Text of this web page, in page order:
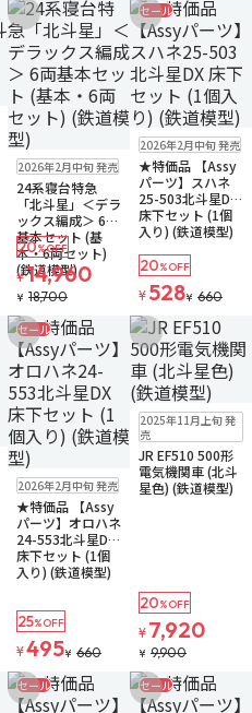
加
お気に入りに追加
再入荷販売中
2026年2月中旬 発売
24系寝台特急
「北斗星」＜デラ
ックス編成＞ 6両
基本セット (基
本・6両セット)
(鉄道模型)
20%OFF
¥14,960
¥ 18,700
セール
お気に入りに
販売中残り1個
ゆうパケット
2026年2月中旬 発売
★特価品 【Assy
パーツ】スハネ
25-503北斗星DX
床下セット (1個
入り) (鉄道模型)
20%OFF
¥ 528¥ 660
加
セール
お気に入りに追加
販売中残り3個
ゆうパケット
2026年2月中旬 発売
★特価品 【Assy
パーツ】オロハネ
24-553北斗星DX
床下セット (1個
入り) (鉄道模型)
25%OFF
¥495¥ 660
お気に入りに
販売中
2025年11月上旬 発
売
JR EF510 500形
電気機関車 (北斗
星色) (鉄道模型)
20%OFF
¥ 7,920
¥ 9,900
加
セール
お気に入りに追加
セール
お気に入りに